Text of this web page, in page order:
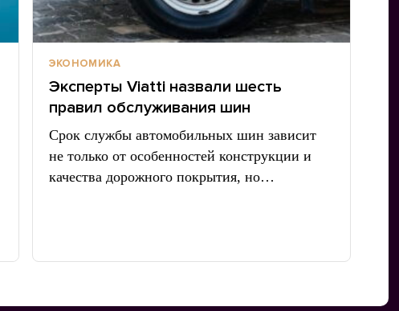
ЭКОНОМИКА
Эксперты Viatti назвали шесть
правил обслуживания шин
Срок службы автомобильных шин зависит
не только от особенностей конструкции и
качества дорожного покрытия, но…